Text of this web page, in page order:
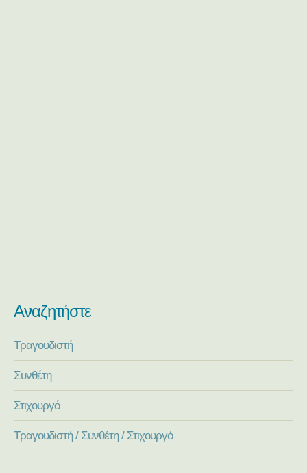
Αναζητήστε
Τραγουδιστή
Συνθέτη
Στιχουργό
Τραγουδιστή / Συνθέτη / Στιχουργό